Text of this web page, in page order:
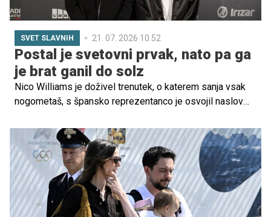
SVET SLAVNIH 21. 07. 2026 10.52
Postal je svetovni prvak, nato pa ga
je brat ganil do solz
Nico Williams je doživel trenutek, o katerem sanja vsak
nogometaš, s špansko reprezentanco je osvojil naslov
najbolj ganil pokal v rokah, temveč sporočilo njegovega
starejšega brata Iñakija Williamsa.